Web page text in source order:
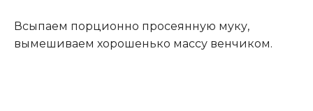
Всыпаем порционно просеянную муку,
вымешиваем хорошенько массу венчиком.